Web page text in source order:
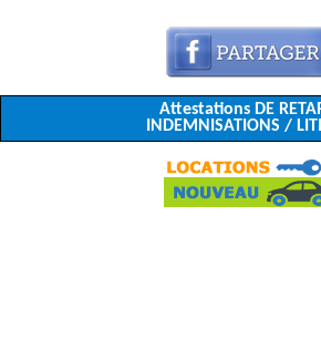
Attestations DE
INDEMNISATIONS /